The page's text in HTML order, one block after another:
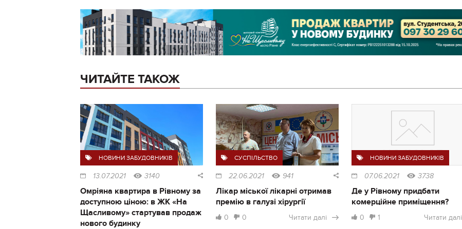
ЧИТАЙТЕ ТАКОЖ
НОВИНИ ЗАБУДОВНИКІВ
13.07.2021 3140
Омріяна квартира в Рівному за
доступною ціною: в ЖК «На
Щасливому» стартував продаж
нового будинку
СУСПІЛЬСТВО
22.06.2021 941
Лікар міської лікарні отримав
премію в галузі хірургії
0 0 Читати далі
НОВИНИ ЗАБУДОВНИКІВ
07.06.2021 3738
Де у Рівному придбати
комерційне приміщення?
0 1 Читати далі